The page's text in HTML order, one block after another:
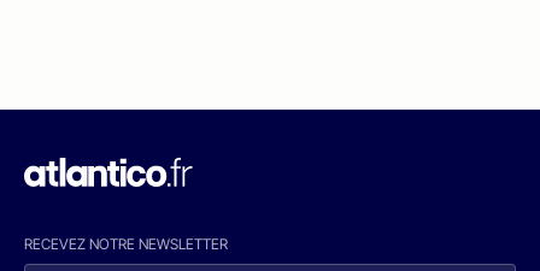
RECEVEZ NOTRE NEWSLETTER